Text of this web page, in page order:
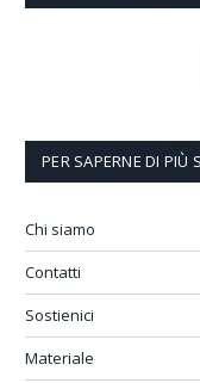
PER SAPERNE DI PIÙ
Chi siamo
Contatti
Sostienici
Materiale